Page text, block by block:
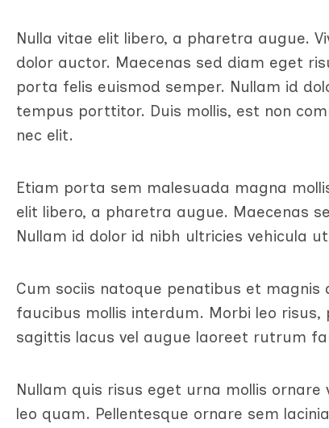
Nulla vitae elit libero, a pharetra augue.
dolor auctor. Maecenas sed diam eget
porta felis euismod semper. Nullam id
tempus porttitor. Duis mollis, est non
nec elit.
Etiam porta sem malesuada magna
elit libero, a pharetra augue. Maecenas
Nullam id dolor id nibh ultricies vehicula
Cum sociis natoque penatibus et
faucibus mollis interdum. Morbi leo
sagittis lacus vel augue laoreet rutrum
Nullam quis risus eget urna mollis
leo quam. Pellentesque ornare sem